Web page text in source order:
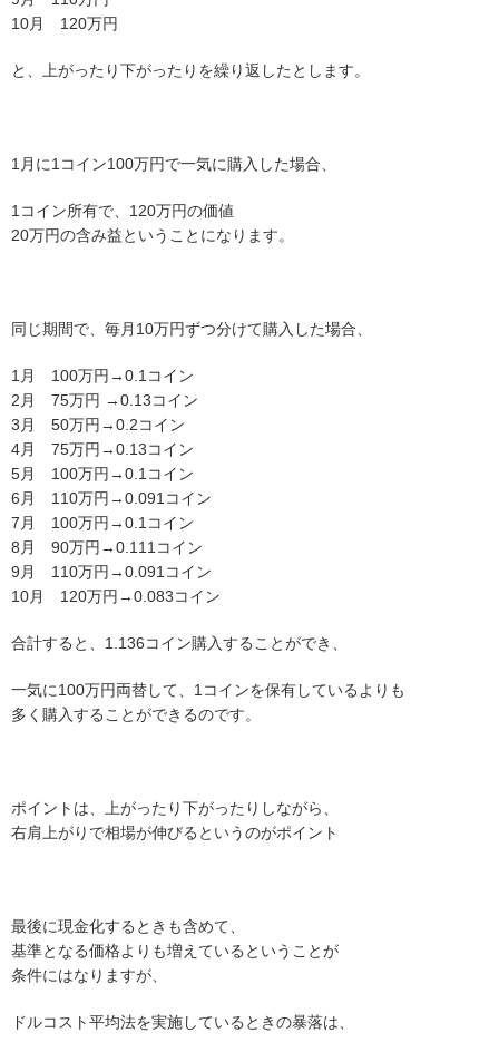
10月 120万円
と、上がったり下がったりを繰り返したとします。
1月に1コイン100万円で一気に購入した場合、
1コイン所有で、120万円の価値
20万円の含み益ということになります。
同じ期間で、毎月10万円ずつ分けて購入した場合、
1月 100万円→0.1コイン
2月 75万円 →0.13コイン
3月 50万円→0.2コイン
4月 75万円→0.13コイン
5月 100万円→0.1コイン
6月 110万円→0.091コイン
7月 100万円→0.1コイン
8月 90万円→0.111コイン
9月 110万円→0.091コイン
10月 120万円→0.083コイン
合計すると、1.136コイン購入することができ、
一気に100万円両替して、1コインを保有しているよりも
多く購入することができるのです。
ポイントは、上がったり下がったりしながら、
右肩上がりで相場が伸びるというのがポイント
最後に現金化するときも含めて、
基準となる価格よりも増えているということが
条件にはなりますが、
ドルコスト平均法を実施しているときの暴落は、